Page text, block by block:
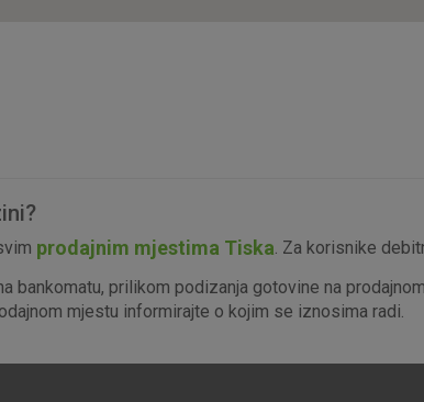
prodajnim mjestima Tiska. Za korisnike
bankomatu, prilikom podizanja gotovine na
mjestu informirajte o kojim se iznosima radi.